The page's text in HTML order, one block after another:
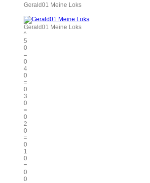
Gerald01 Meine Loks
Gerald01 Meine Loks
^
5
0
=
0
4
0
=
0
3
0
=
0
2
0
=
0
1
0
=
0
0